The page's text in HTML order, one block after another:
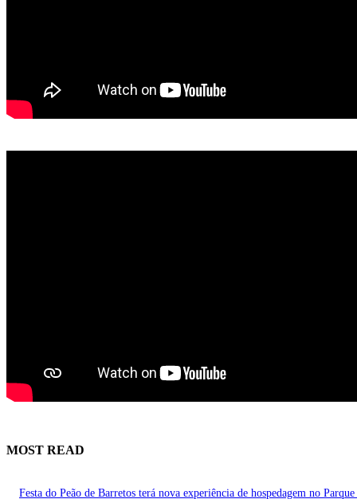
MOST READ
Festa do Peão de Barretos terá nova experiência de hospedagem no